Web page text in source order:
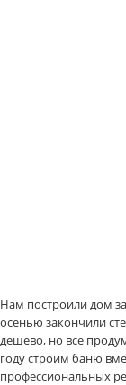
Нам построили дом
осенью закончили
дешево, но все
году строим баню
профессиональных